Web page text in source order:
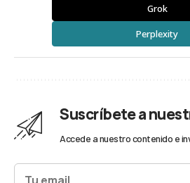
Grok
Perplexity
Suscríbete a
Accede a nuestro contenido e